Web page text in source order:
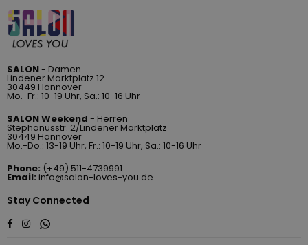
SALON- Damen
Lindener Marktplatz 12
30449 Hannover
Mo.-Fr.: 10-19 Uhr, Sa.: 10-16 Uhr
SALON Weekend - Herren
Stephanusstr. 2/Lindener Marktplatz
30449 Hannover
Mo.-Do.: 13-19 Uhr, Fr.: 10-19 Uhr, Sa.: 10-16 Uhr
Phone: (+49) 511-4739991
Email: info@salon-loves-you.de
Stay Connected
Facebook
InstagramWhatsapp